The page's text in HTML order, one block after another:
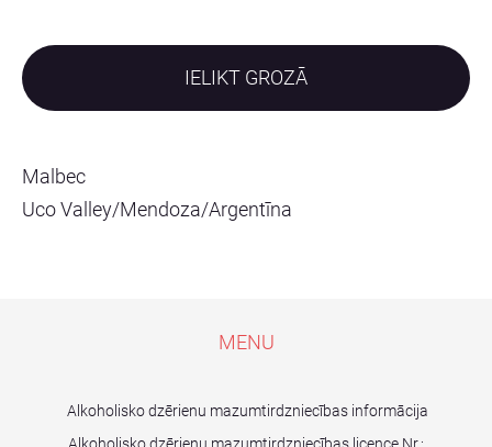
IELIKT GROZĀ
Malbec
Uco Valley/Mendoza/Argentīna
MENU
Alkoholisko dzērienu mazumtirdzniecības informācija